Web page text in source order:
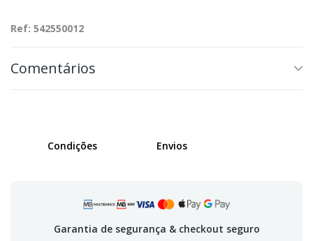
Ref: 542550012
Comentários
Condições Envios
Garantia de segurança & checkout seguro